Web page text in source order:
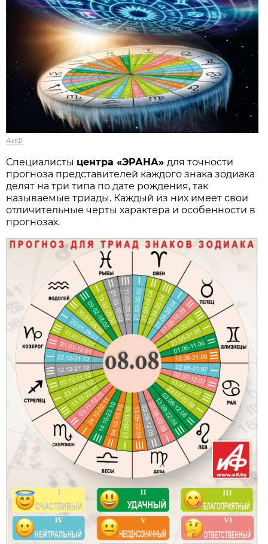
АиФ
Специалисты центра «ЭРАНА»для точности
прогноза представителей каждого знака зодиака
делят на три типа по дате рождения, так
называемые триады. Каждый из них имеет свои
отличительные черты характера и особенности в
прогнозах.